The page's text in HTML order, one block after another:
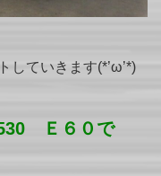
していきます(*’ω’*)
Ｅ６０で